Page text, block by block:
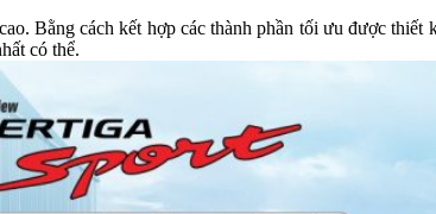
Bằng cách kết hợp các thành phần tối ưu được
có thể.